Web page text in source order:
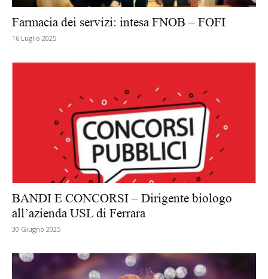
Farmacia dei servizi: intesa FNOB – FOFI
16 Luglio 2025
BANDI E CONCORSI – Dirigente biologo
all’azienda USL di Ferrara
30 Giugno 2025